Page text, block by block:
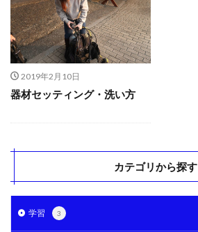
2019年2月10日
器材セッティング・洗い方
カテゴリから探す
学習 3